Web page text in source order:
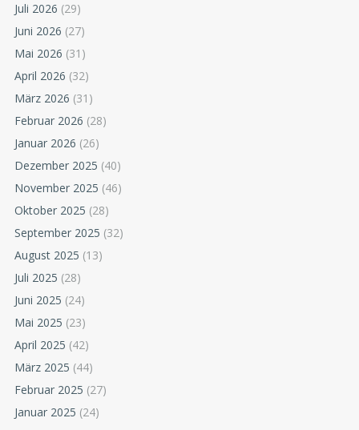
Juli 2026 (29)
Juni 2026 (27)
Mai 2026 (31)
April 2026 (32)
März 2026 (31)
Februar 2026 (28)
Januar 2026 (26)
Dezember 2025 (40)
November 2025 (46)
Oktober 2025 (28)
September 2025 (32)
August 2025 (13)
Juli 2025 (28)
Juni 2025 (24)
Mai 2025 (23)
April 2025 (42)
März 2025 (44)
Februar 2025 (27)
Januar 2025 (24)